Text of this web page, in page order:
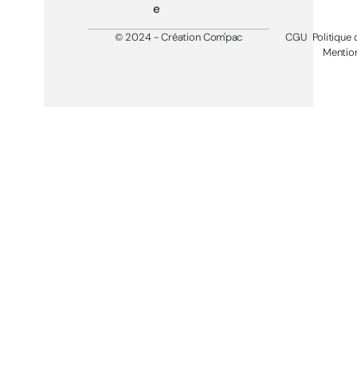
e
© 2024 - Création Com'pac CGU Politique